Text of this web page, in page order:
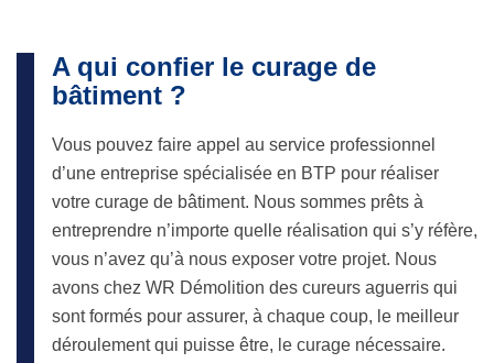
A qui confier le curage de
bâtiment ?
Vous pouvez faire appel au service professionnel
d’une entreprise spécialisée en BTP pour réaliser
votre curage de bâtiment. Nous sommes prêts à
entreprendre n’importe quelle réalisation qui s’y réfère,
vous n’avez qu’à nous exposer votre projet. Nous
avons chez WR Démolition des cureurs aguerris qui
sont formés pour assurer, à chaque coup, le meilleur
déroulement qui puisse être, le curage nécessaire.